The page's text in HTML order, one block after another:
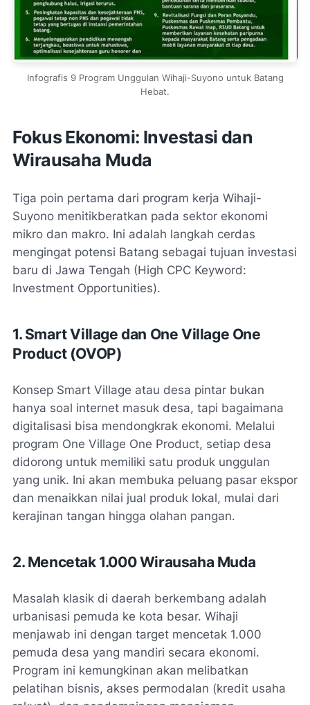
Infografis 9 Program Unggulan Wihaji-Suyono untuk Batang
Hebat.
Fokus Ekonomi: Investasi dan
Wirausaha Muda
Tiga poin pertama dari program kerja Wihaji-
Suyono menitikberatkan pada sektor ekonomi
mikro dan makro. Ini adalah langkah cerdas
mengingat potensi Batang sebagai tujuan investasi
baru di Jawa Tengah (High CPC Keyword:
Investment Opportunities).
1. Smart Village dan One Village One
Product (OVOP)
Konsep Smart Village atau desa pintar bukan
hanya soal internet masuk desa, tapi bagaimana
digitalisasi bisa mendongkrak ekonomi. Melalui
program One Village One Product, setiap desa
didorong untuk memiliki satu produk unggulan
yang unik. Ini akan membuka peluang pasar ekspor
dan menaikkan nilai jual produk lokal, mulai dari
kerajinan tangan hingga olahan pangan.
2. Mencetak 1.000 Wirausaha Muda
Masalah klasik di daerah berkembang adalah
urbanisasi pemuda ke kota besar. Wihaji
menjawab ini dengan target mencetak 1.000
pemuda desa yang mandiri secara ekonomi.
Program ini kemungkinan akan melibatkan
pelatihan bisnis, akses permodalan (kredit usaha